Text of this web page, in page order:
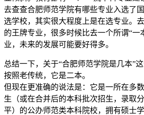
去查查合肥师范学院有哪些专业入选了
选学校，其实很大程度上是在选专业。
的王牌专业，很多时候比去一个所谓“一
业，未来的发展可能要好得多。
总结一下，关于“合肥师范学院是几本”这
按照老传统，它是二本。
但现在更准确的说法是：它是一所在多
生（或在合并后的本科批次招生，录取
平）的公办师范类本科院校，拥有硕士学